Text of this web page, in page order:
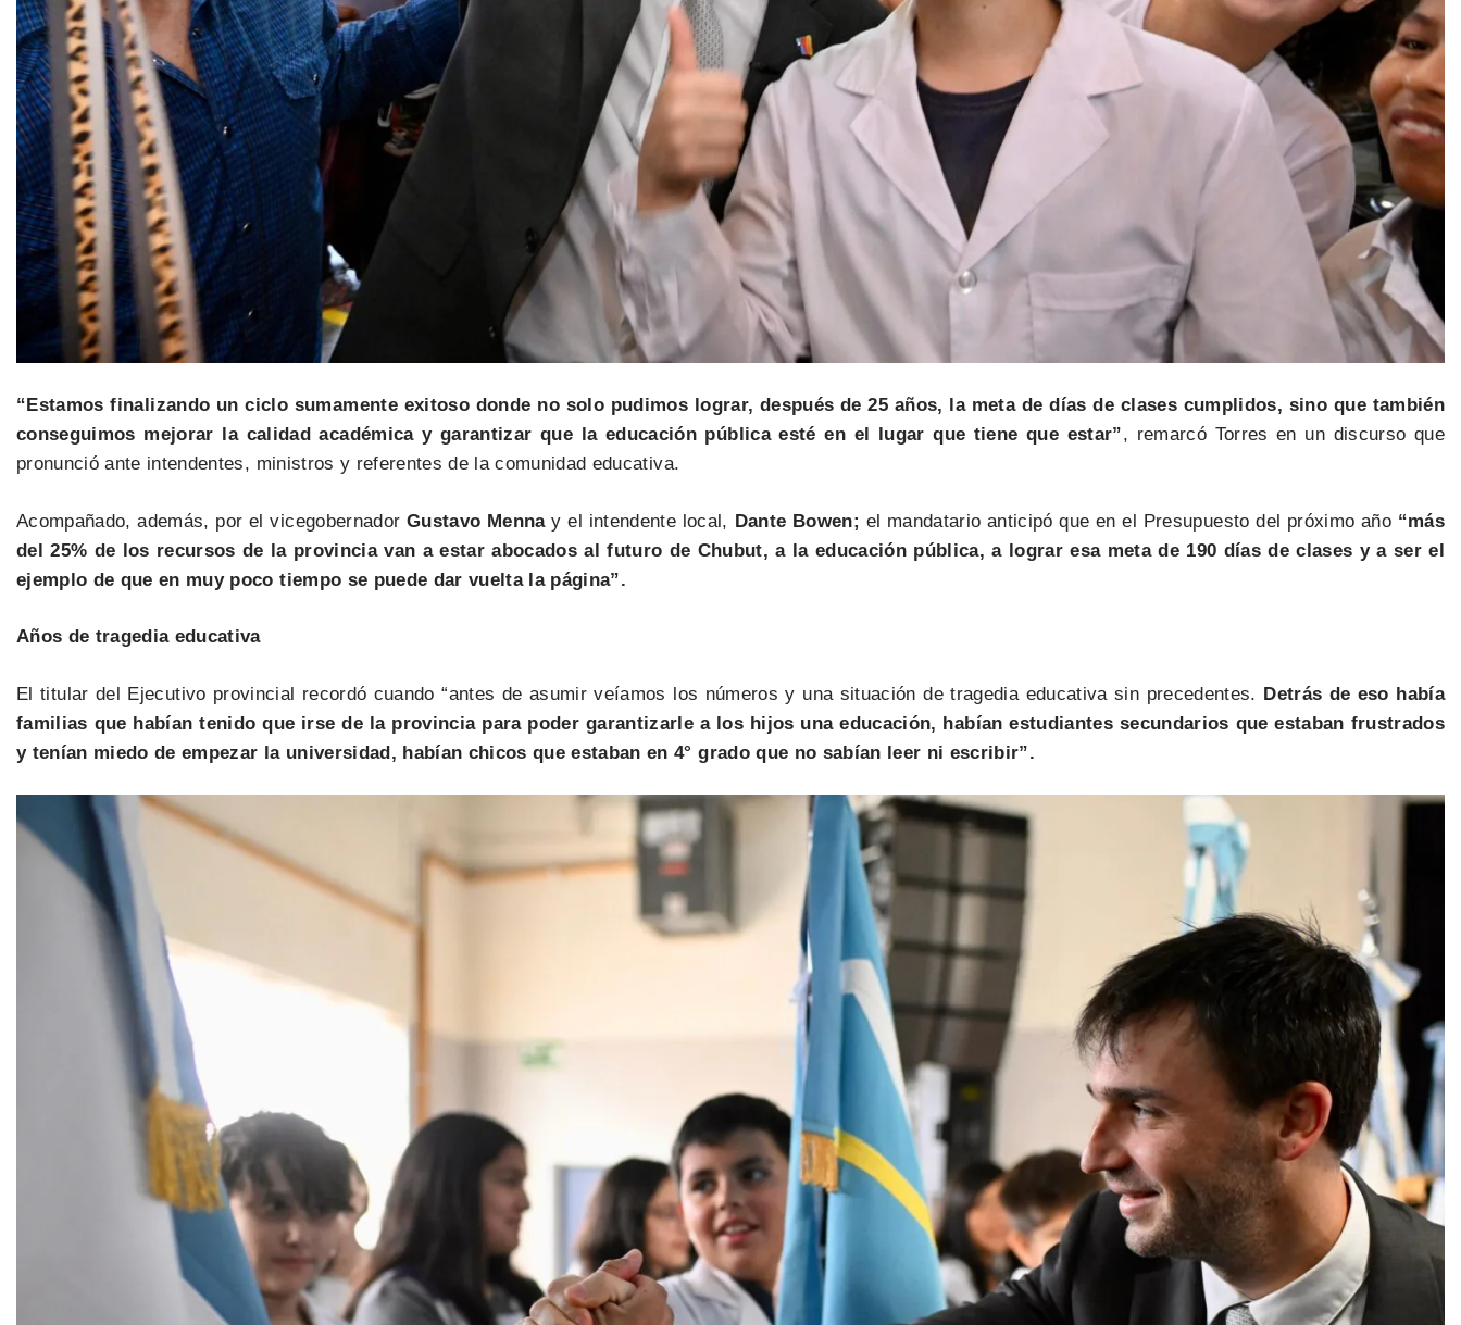
“Estamos finalizando un ciclo sumamente exitoso donde no solo pudimos lograr, después de 25 años, la meta de días de clases cumplidos, sino que también
conseguimos mejorar la calidad académica y garantizar que la educación pública esté en el lugar que tiene que estar”, remarcó Torres en un discurso que
pronunció ante intendentes, ministros y referentes de la comunidad educativa.
Acompañado, además, por el vicegobernador Gustavo Mennay el intendente local, Dante Bowen; el mandatario anticipó que en el Presupuesto del próximo año“más
del 25% de los recursos de la provincia van a estar abocados al futuro de Chubut, a la educación pública, a lograr esa meta de 190 días de clases y a ser el
ejemplo de que en muy poco tiempo se puede dar vuelta la página”.
Años de tragedia educativa
El titular del Ejecutivo provincial recordó cuando “antes de asumir veíamos los números y una situación de tragedia educativa sin precedentes. Detrás de eso había
familias que habían tenido que irse de la provincia para poder garantizarle a los hijos una educación, habían estudiantes secundarios que estaban frustrados
y tenían miedo de empezar la universidad, habían chicos que estaban en 4° grado que no sabían leer ni escribir”.